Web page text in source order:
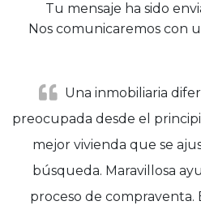
Tu mensaje ha sido
Nos comunicaremos con
Una inmobiliaria
preocupada desde el
mejor vivienda que se
búsqueda. Maravillosa
proceso de compraventa.